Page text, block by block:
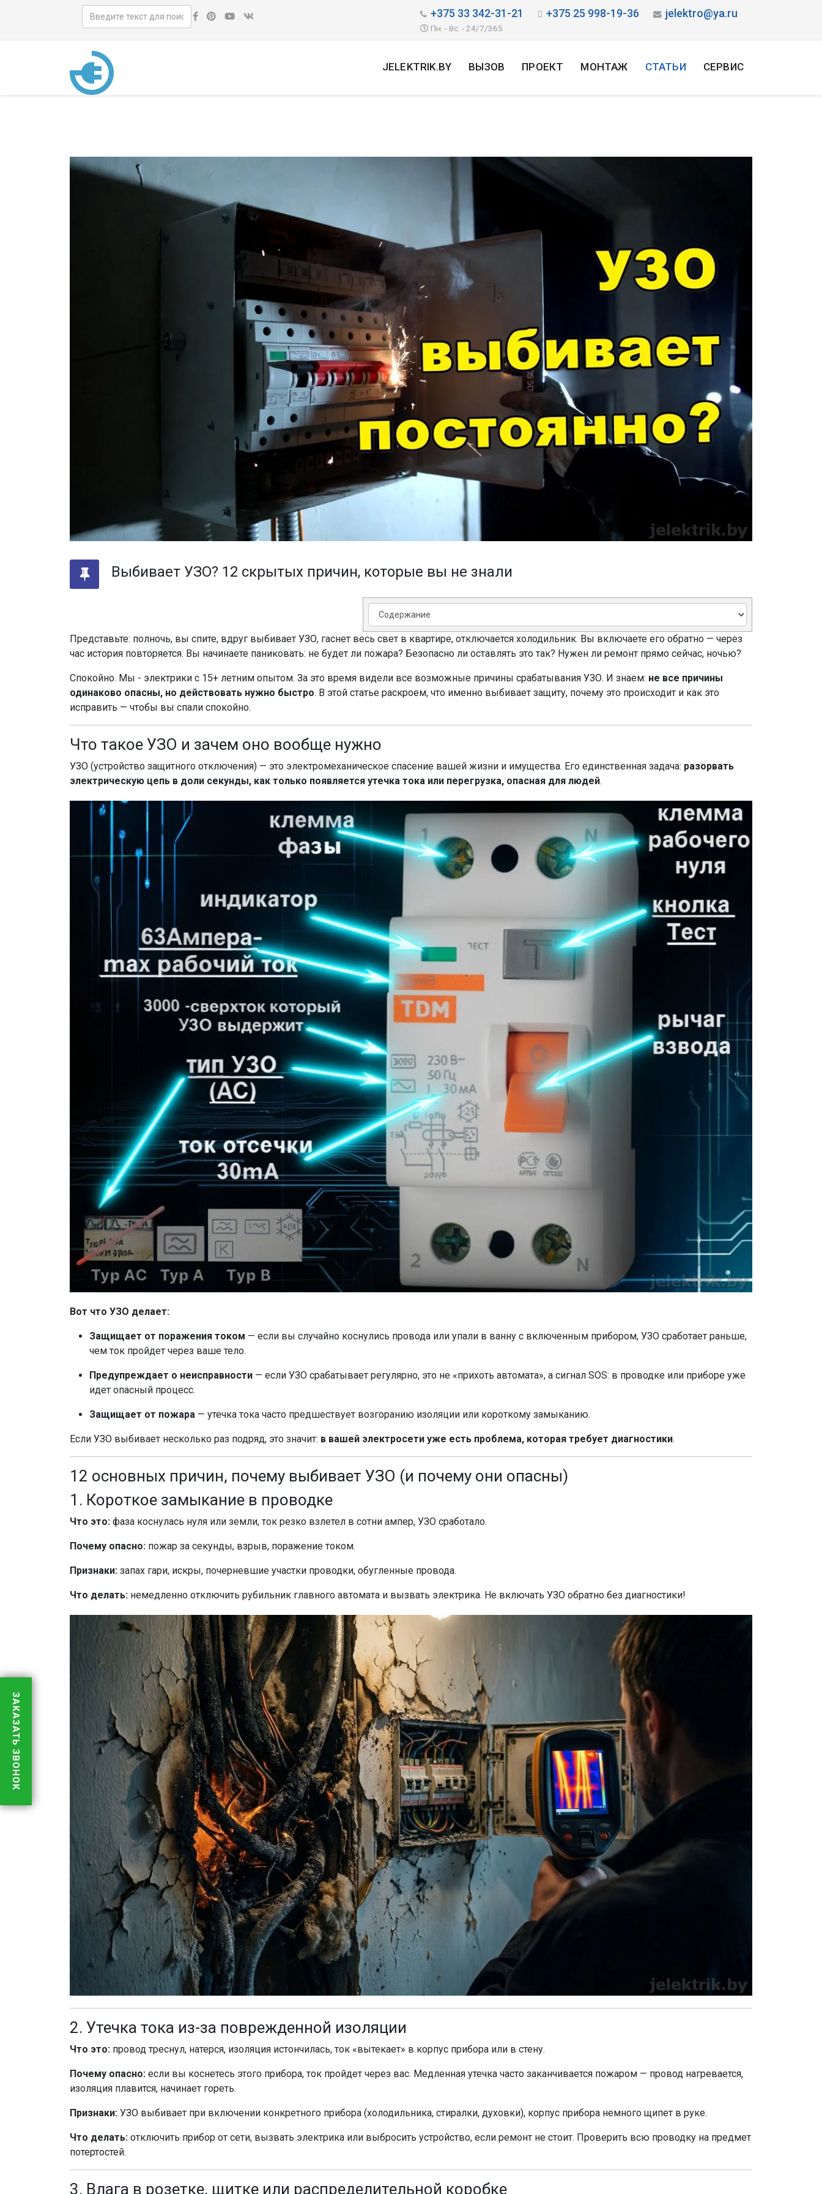
+375 33 342-31-21 +375 25 998-19-36 jelektro@ya.ru
Пн. - Вс. - 24/7/365
JELEKTRIK.BY ВЫЗОВ ПРОЕКТ МОНТАЖ СТАТЬИ СЕРВИС
Выбивает УЗО? 12 скрытых причин, которые вы не знали
Представьте: полночь, вы спите, вдруг выбивает УЗО, гаснет весь свет в квартире, отключается холодильник. Вы включаете его обратно — через
час история повторяется. Вы начинаете паниковать: не будет ли пожара? Безопасно ли оставлять это так? Нужен ли ремонт прямо сейчас, ночью?
Спокойно. Мы - электрики с 15+ летним опытом. За это время видели все возможные причины срабатывания УЗО. И знаем: не все причины
одинаково опасны, но действовать нужно быстро. В этой статье раскроем, что именно выбивает защиту, почему это происходит и как это
исправить — чтобы вы спали спокойно.
Что такое УЗО и зачем оно вообще нужно
УЗО (устройство защитного отключения) — это электромеханическое спасение вашей жизни и имущества. Его единственная задача: разорвать
электрическую цепь в доли секунды, как только появляется утечка тока или перегрузка, опасная для людей.
Вот что УЗО делает:
Защищает от поражения током — если вы случайно коснулись провода или упали в ванну с включенным прибором, УЗО сработает раньше,
чем ток пройдет через ваше тело.
Предупреждает о неисправности — если УЗО срабатывает регулярно, это не «прихоть автомата», а сигнал SOS: в проводке или приборе уже
идет опасный процесс.
Защищает от пожара — утечка тока часто предшествует возгоранию изоляции или короткому замыканию.
Если УЗО выбивает несколько раз подряд, это значит: в вашей электросети уже есть проблема, которая требует диагностики.
12 основных причин, почему выбивает УЗО (и почему они опасны)
1. Короткое замыкание в проводке
Что это: фаза коснулась нуля или земли, ток резко взлетел в сотни ампер, УЗО сработало.
Почему опасно: пожар за секунды, взрыв, поражение током.
Признаки: запах гари, искры, почерневшие участки проводки, обугленные провода.
Что делать: немедленно отключить рубильник главного автомата и вызвать электрика. Не включать УЗО обратно без диагностики!
2. Утечка тока из-за поврежденной изоляции
Что это: провод треснул, натерся, изоляция истончилась, ток «вытекает» в корпус прибора или в стену.
Почему опасно: если вы коснетесь этого прибора, ток пройдет через вас. Медленная утечка часто заканчивается пожаром — провод нагревается,
изоляция плавится, начинает гореть.
Признаки: УЗО выбивает при включении конкретного прибора (холодильника, стиралки, духовки), корпус прибора немного щипет в руке.
Что делать: отключить прибор от сети, вызвать электрика или выбросить устройство, если ремонт не стоит. Проверить всю проводку на предмет
потертостей.
3. Влага в розетке, щитке или распределительной коробке
ЗАКАЗАТЬ ЗВОНОК